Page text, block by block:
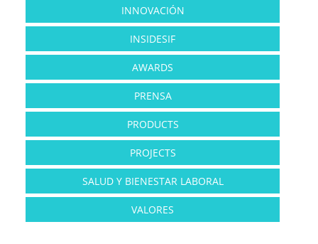
INNOVACIÓN
INSIDESIF
AWARDS
PRENSA
PRODUCTS
PROJECTS
SALUD Y BIENESTAR LABORAL
VALORES